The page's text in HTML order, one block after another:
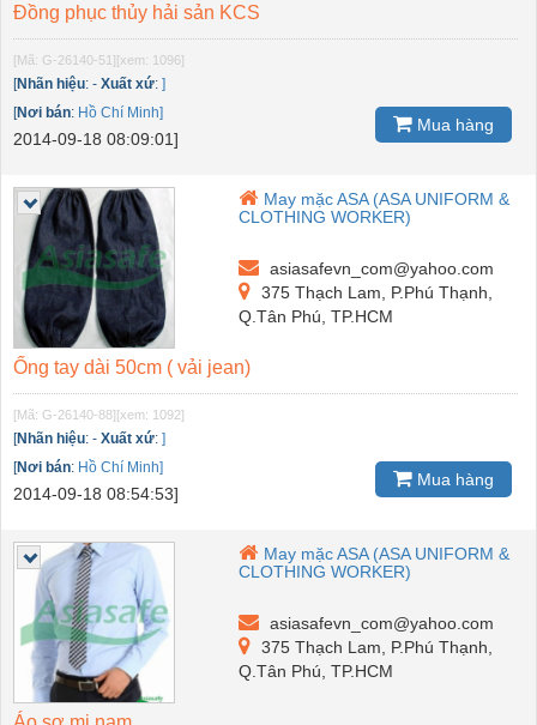
Đồng phục thủy hải sản KCS
[Mã: G-26140-51][xem: 1096]
[Nhãn hiệu: - Xuất xứ: ]
[Nơi bán: Hồ Chí Minh]
2014-09-18 08:09:01]
Mua hàng
May mặc ASA (ASA UNIFORM &
CLOTHING WORKER)
asiasafevn_com@yahoo.com
375 Thạch Lam, P.Phú Thạnh,
Q.Tân Phú, TP.HCM
Ống tay dài 50cm ( vải jean)
[Mã: G-26140-88][xem: 1092]
[Nhãn hiệu: - Xuất xứ: ]
[Nơi bán: Hồ Chí Minh]
2014-09-18 08:54:53]
Mua hàng
May mặc ASA (ASA UNIFORM &
CLOTHING WORKER)
asiasafevn_com@yahoo.com
375 Thạch Lam, P.Phú Thạnh,
Q.Tân Phú, TP.HCM